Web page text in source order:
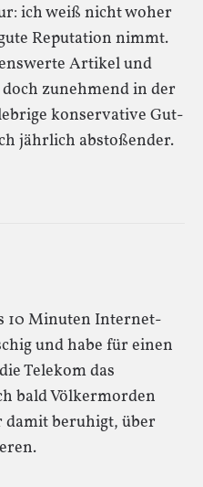
ich weiß nicht woher
Reputation nimmt.
Artikel und
zunehmend in der
konservative Gut-
jährlich abstoßender.
10 Minuten Internet-
und habe für einen
Telekom das
bald Völkermorden
damit beruhigt, über